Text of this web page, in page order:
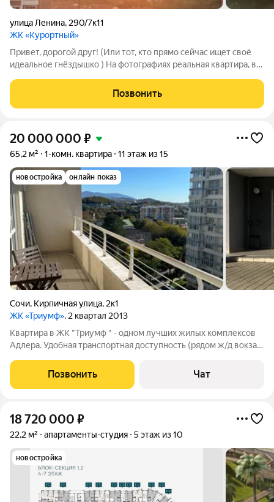
улица Ленина, 290/7к11
ЖК «Курортный»
Привет, дорогой друг! (Или тот, кто прямо сейчас ищет своё
идеальное гнёздышко ) На фотографиях реальная квартира, в
пожелает душа! Я могу бесконечно рассказывать, какая она
светлая и уютная Но ведь
Позвонить
20 000 000 ₽
65,2 м² 1-комн. квартира 11 этаж из 15
новостройка онлайн показ
Сочи, Кирпичная улица, 2к1
ЖК «Триумф», 2 квартал 2013
Квартира в ЖК "Триумф " - одном лучших жилых комплексов
Адлера. Удобная транспортная доступность (рядом ж/д вокзал,
находятся магазины Магнит, Пятерочка, ПВЗ Wildberries,
ЯндексМаркет, OZON).
Позвонить Чат
18 720 000 ₽
22,2 м² апартаменты-студия 5 этаж из 10
новостройка